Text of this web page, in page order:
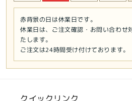
赤背景の日は休業日です。
休業日は、ご注文確認・お問い合わせ
たします。
ご注文は24時間受け付けております。
クイックリンク